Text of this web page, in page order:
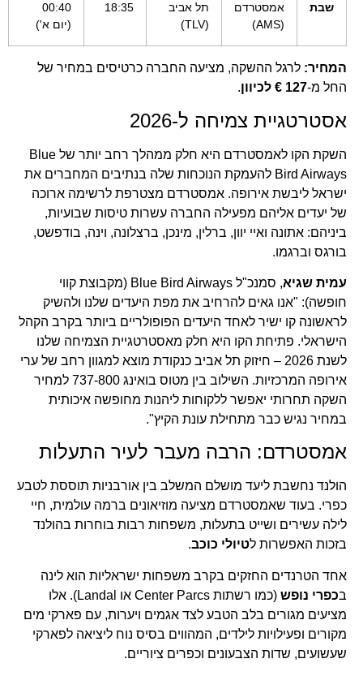
שבת
אמסטרדם
(AMS)
תל אביב
(TLV)
18:35
00:40
(יום א')
המחיר: לרגל ההשקה, מציעה החברה כרטיסים במחיר של
החל מ-127 € לכיוון .
אסטרטגיית צמיחה ל-2026
השקת הקו לאמסטרדם היא חלק ממהלך רחב יותר של Blue
Bird Airways להעמקת הנוכחות שלה בנתיבים המחברים את
ישראל ליבשת אירופה. אמסטרדם מצטרפת לרשימה ארוכה
של יעדים אליהם מפעילה החברה עשרות טיסות שבועיות,
ביניהם: אתונה ואיי יוון, ברלין, מינכן, ברצלונה, וינה, בודפשט,
בורגס וברגמו.
עמית שגיא
, סמנכ"ל Blue Bird Airways (מקבוצת קווי
חופשה): "אנו גאים להרחיב את מפת היעדים שלנו ולהשיק
לראשונה קו ישיר לאחד היעדים הפופולריים ביותר בקרב הקהל
הישראלי. פתיחת הקו היא חלק מאסטרטגיית הצמיחה שלנו
לשנת 2026 – חיזוק תל אביב כנקודת מוצא למגוון רחב של ערי
אירופה המרכזיות. השילוב בין מטוס בואינג 737-800 למחיר
השקה תחרותי יאפשר ללקוחות ליהנות מחופשה איכותית
במחיר נגיש כבר מתחילת עונת הקיץ".
אמסטרדם: הרבה מעבר לעיר התעלות
הולנד נחשבת ליעד מושלם המשלב בין אורבניות תוססת לטבע
כפרי. בעוד שאמסטרדם מציעה מוזיאונים ברמה עולמית, חיי
לילה עשירים ושייט בתעלות, משפחות רבות בוחרות בהולנד
בזכות האפשרות לטיולי כוכב.
אחד הטרנדים החזקים בקרב משפחות ישראליות הוא לינה
בכפרי נופש
(כמו רשתות Center Parcs או Landal). אלו
מציעים מגורים בלב הטבע לצד אגמים ויערות, עם פארקי מים
מקורים ופעילויות לילדים, המהווים בסיס נוח ליציאה לפארקי
שעשועים, שדות הצבעונים וכפרים ציוריים.